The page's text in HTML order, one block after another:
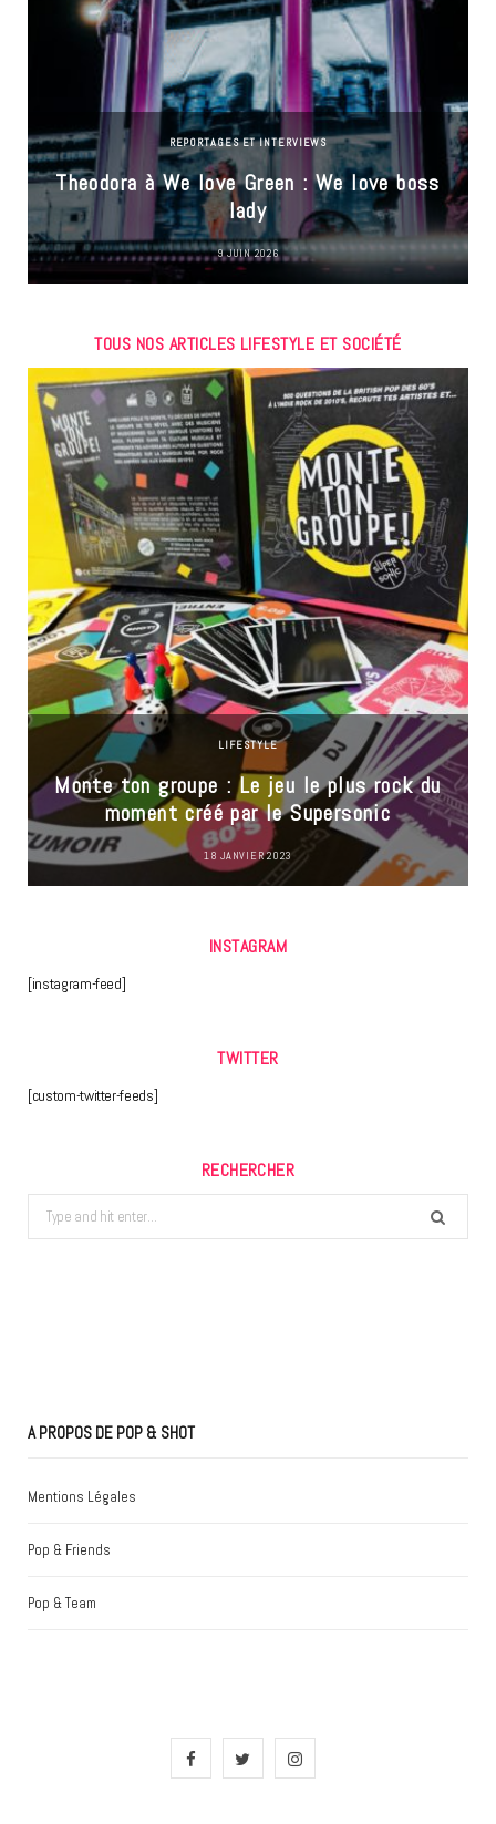
REPORTAGES ET INTERVIEWS
Theodora à We love Green : We love boss
lady
9 JUIN 2026
TOUS NOS ARTICLES LIFESTYLE ET SOCIÉTÉ
LIFESTYLE
Monte ton groupe : Le jeu le plus rock du
moment créé par le Supersonic
18 JANVIER 2023
INSTAGRAM
[instagram-feed]
TWITTER
[custom-twitter-feeds]
RECHERCHER
Search
for:
A PROPOS DE POP & SHOT
Mentions Légales
Pop & Friends
Pop & Team
F
I